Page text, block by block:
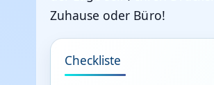
Zuhause oder Büro!
Checkliste